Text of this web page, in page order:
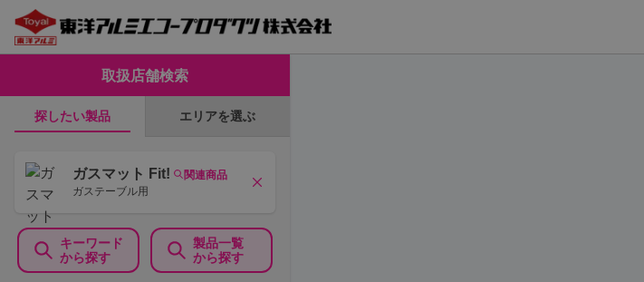
取扱店舗検索
探したい製品 エリアを選ぶ
ガスマット Fit!
関連商品
ガステーブル用
キーワード
から探す
製品一覧
から探す